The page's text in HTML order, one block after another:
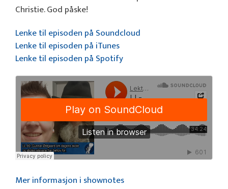
Christie. God påske!
Lenke til episoden på Soundcloud
Lenke til episoden på iTunes
Lenke til episoden på Spotify
Mer informasjon i shownotes